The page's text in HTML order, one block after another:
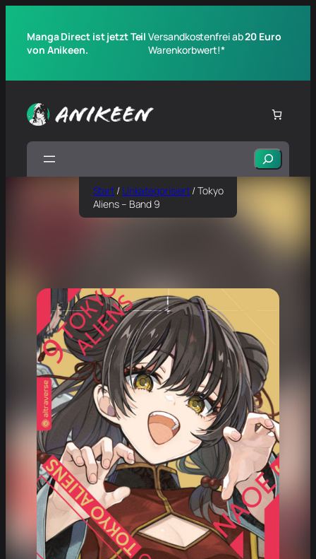
Manga Direct ist jetzt Teil
von Anikeen.
Versandkostenfrei ab20 Euro
Warenkorbwert!*
Suchen
Start / Unkategorisiert / Tokyo
Aliens – Band 9